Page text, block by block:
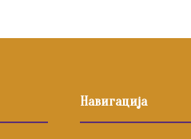
Навигација